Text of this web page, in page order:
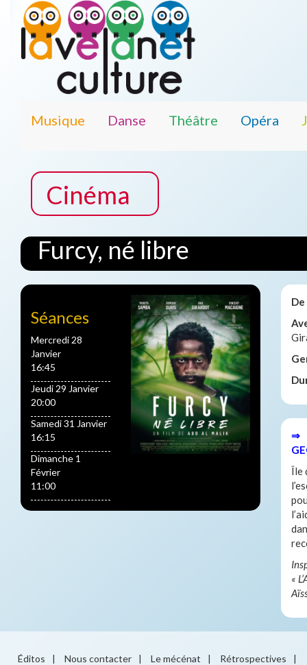
Musique Danse Théâtre Opéra
Cinéma
Furcy, né libre
Séances
Mercredi 28
Janvier
16:45
Jeudi 29 Janvier
20:00
Samedi 31 Janvier
16:15
Dimanche 1
Février
11:00
De
⇒
Île
«
Éditos | Nous contacter | Le mécénat | Rétrospectives |